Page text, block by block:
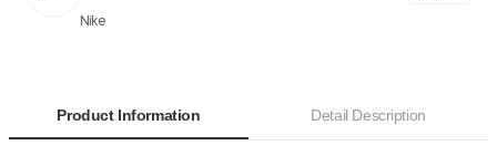
Nike
Product Information Detail Description